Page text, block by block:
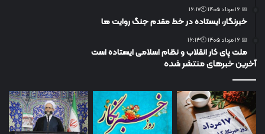
📅 16 مرداد 1405 🕙16:17
خبرنگار، ایستاده در خط مقدم جنگ روایت ها
📅 16 مرداد 1405 🕙16:13
ملت پای کار انقلاب و نظام اسلامی ایستاده است
آخرین خبرهای منتشر شده